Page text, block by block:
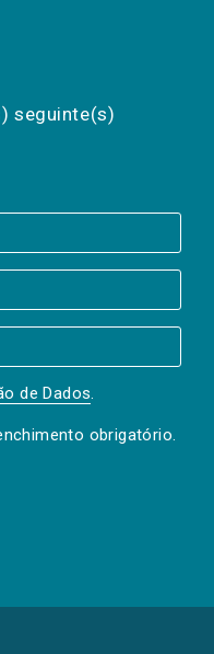
seguinte(s)
de Dados.
obrigatório.